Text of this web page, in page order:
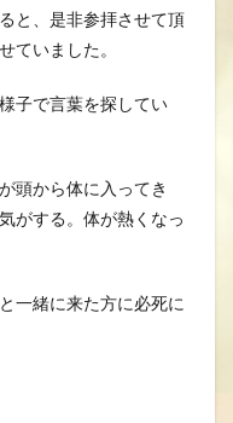
と、是非参拝させて頂
ていました。
子で言葉を探してい
頭から体に入ってき
がする。体が熱くなっ
一緒に来た方に必死に